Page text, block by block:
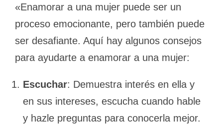
«Enamorar a una mujer puede ser un
proceso emocionante, pero también puede
ser desafiante. Aquí hay algunos consejos
para ayudarte a enamorar a una mujer:
Escuchar: Demuestra interés en ella y
en sus intereses, escucha cuando hable
y hazle preguntas para conocerla mejor.